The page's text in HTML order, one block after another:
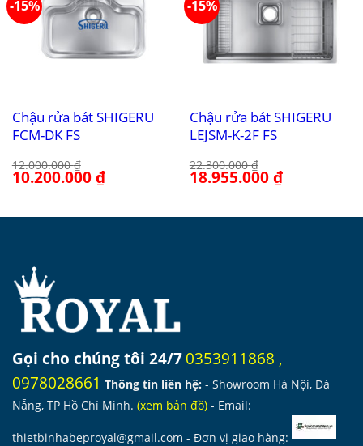
-15%
Chậu rửa bát SHIGERU
FCM-DK FS
12.000.000₫
Giá
gốc
10.200.000₫Giá
hiện
10.200.000 ₫.
-15%
Chậu rửa bát SHIGERU
LEJSM-K-2F FS
22.300.000₫
Giá
gốc
18.955.000₫Giá
hiện
18.955.000 ₫.
Gọi cho chúng tôi 24/70353911868 ,
0978028661 Thông tin liên hệ: - Showroom Hà Nội, Đà
Nẵng, TP Hồ Chí Minh. (xem bản đồ) - Email:
thietbinhabeproyal@gmail.com - Đơn vị giao hàng: